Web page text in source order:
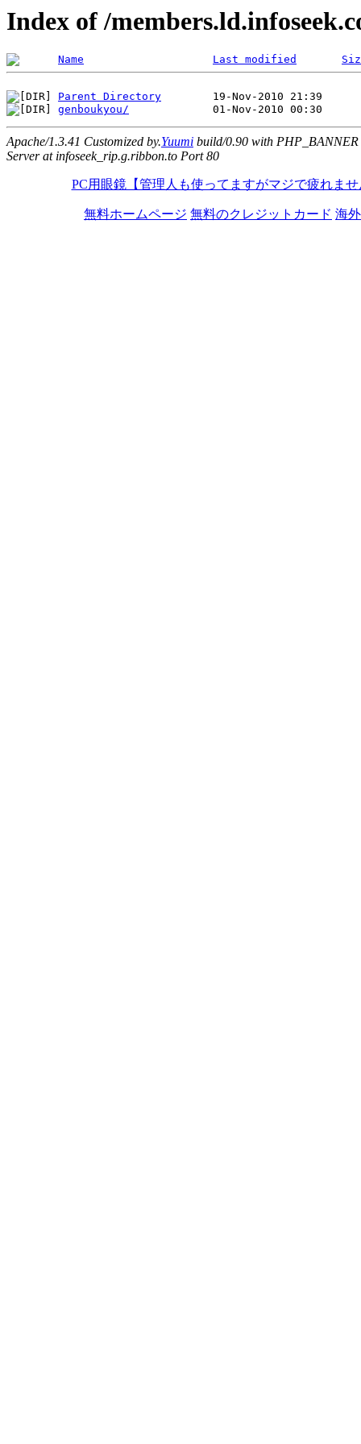
Index of /
Name Last modified
Parent Directory
genboukyou/
Apache/1.3.41 Customized by.Yuumi build/0.90 with PHP_BANNER
Server at infoseek_rip.g.ribbon.to Port 80
PC用眼鏡【管理人も使ってますがマジで疲れませ
無料ホームページ 無料のクレジットカード 海